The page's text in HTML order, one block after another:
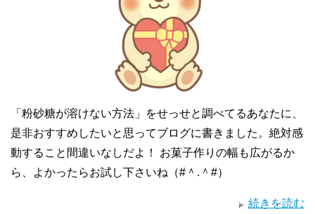
「粉砂糖が溶けない方法」をせっせと調べてるあなたに、
是非おすすめしたいと思ってブログに書きました。絶対感
動すること間違いなしだよ！ お菓子作りの幅も広がるか
ら、よかったらお試し下さいね（#＾.＾#）
続きを読む